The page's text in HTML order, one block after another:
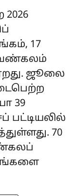
17
ஜூலை
39
பட்டியலில்
70